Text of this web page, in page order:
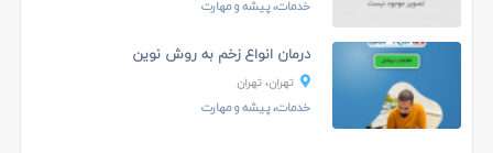
خدمات، پیشه و مهارت
درمان انواع زخم به روش نوین
تهران، تهران
خدمات، پیشه و مهارت